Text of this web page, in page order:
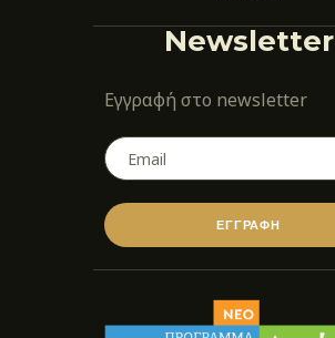
Newsletter
Εγγραφή στο newsletter
ΕΓΓΡΑΦΗ